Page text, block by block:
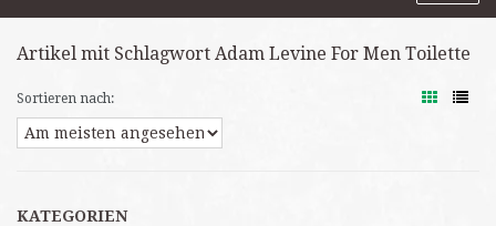
Artikel mit Schlagwort Adam Levine For Men Toilette
Sortieren nach:
KATEGORIEN